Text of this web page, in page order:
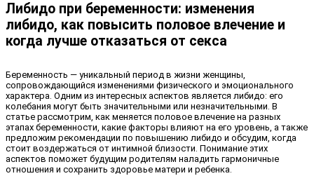
Либидо при беременности: изменения
либидо, как повысить половое влечение и
когда лучше отказаться от секса
Беременность — уникальный период в жизни женщины,
сопровождающийся изменениями физического и эмоционального
характера. Одним из интересных аспектов является либидо: его
колебания могут быть значительными или незначительными. В
статье рассмотрим, как меняется половое влечение на разных
этапах беременности, какие факторы влияют на его уровень, а также
предложим рекомендации по повышению либидо и обсудим, когда
стоит воздержаться от интимной близости. Понимание этих
аспектов поможет будущим родителям наладить гармоничные
отношения и сохранить здоровье матери и ребенка.